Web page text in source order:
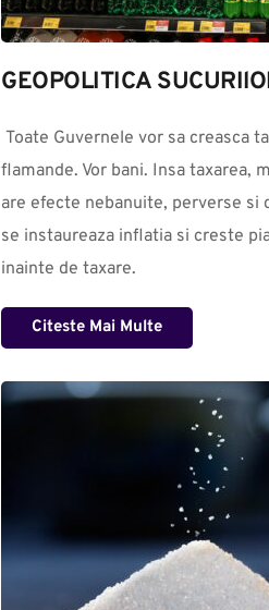
GEOPOLITICA
flamande. Vor bani. Insa taxarea,
are efecte nebanuite, perverse si
se instaureaza inflatia si creste
inainte de taxare.
Citeste Mai Multe